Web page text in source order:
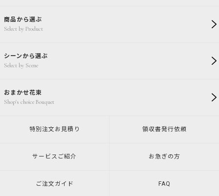
商品から選ぶ
Select by Product
シーンから選ぶ
Select by Scene
おまかせ花束
Shop's choice Bouquet
特別注文 お見積り 領収書発行依頼
サービスご紹介 お急ぎの方
ご注文ガイド FAQ